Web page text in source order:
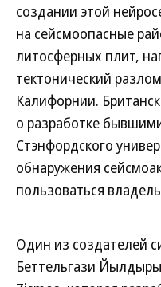
создании этой
на сейсмоопасные
литосферных плит,
тектонический
Калифорнии.
о разработке
Стэнфордского
обнаружения
пользоваться
Один из создателей
Беттельгази